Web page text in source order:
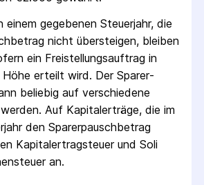
einem gegebenen Steuerjahr, die
nicht übersteigen, bleiben
ein Freistellungs­auftrag in
Höhe erteilt wird. Der Sparer­
beliebig auf verschiedene
Auf Kapitalerträge, die im
den Sparer­pausch­betrag
Kapital­ertrag­steuer und Soli
an.